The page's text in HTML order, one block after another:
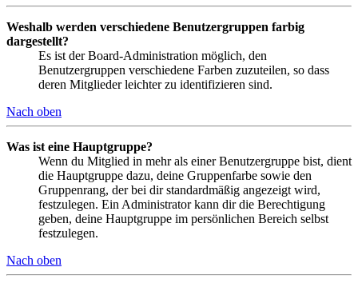
Weshalb werden verschiedene Benutzergruppen farbig
dargestellt?
Es ist der Board-Administration möglich, den
Benutzergruppen verschiedene Farben zuzuteilen, so dass
deren Mitglieder leichter zu identifizieren sind.
Nach oben
Was ist eine Hauptgruppe?
Wenn du Mitglied in mehr als einer Benutzergruppe bist, dient
die Hauptgruppe dazu, deine Gruppenfarbe sowie den
Gruppenrang, der bei dir standardmäßig angezeigt wird,
festzulegen. Ein Administrator kann dir die Berechtigung
geben, deine Hauptgruppe im persönlichen Bereich selbst
festzulegen.
Nach oben